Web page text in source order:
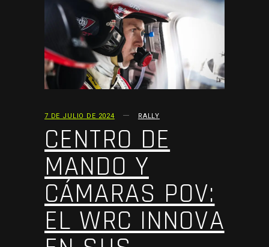
7 DE JULIO DE 2024 RALLY
CENTRO DE
MANDO Y
CÁMARAS POV:
EL WRC INNOVA